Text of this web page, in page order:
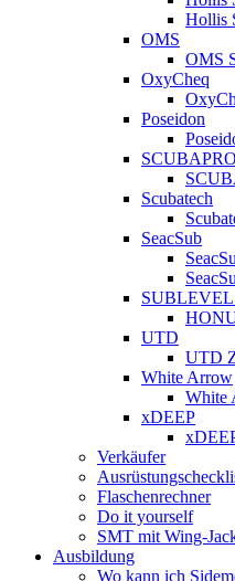
Hollis
OMS
OMS
OxyCheq
Poseidon
SCUBAPRO
Scubatech
SeacSub
UTD
UTD
White Arrow
White
xDEEP
Verkäufer
Flaschenrechner
Do it yourself
SMT mit Wing-
Ausbildung
Wo kann ich